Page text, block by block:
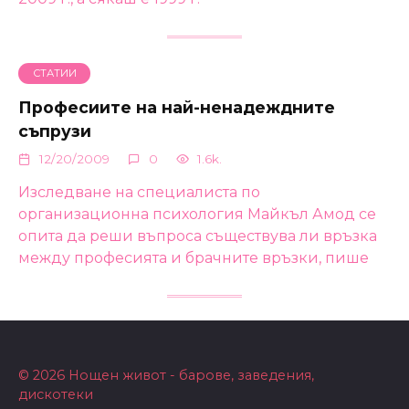
СТАТИИ
Професиите на най-ненадеждните
съпрузи
12/20/2009 0 1.6k.
Изследване на специалиста по
организационна психология Майкъл Амод се
опита да реши въпроса съществува ли връзка
между професията и брачните връзки, пише
© 2026 Нощен живот - барове, заведения,
дискотеки